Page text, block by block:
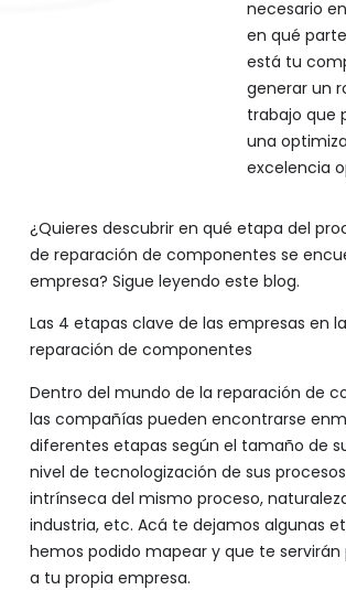
necesario
en qué
está tu
generar un
trabajo que
una
excelencia
¿Quieres descubrir en qué etapa del
de reparación de componentes se
empresa? Sigue leyendo este blog.
Las 4 etapas clave de las empresas en
reparación de componentes
Dentro del mundo de la reparación de
las compañías pueden encontrarse
diferentes etapas según el tamaño de
nivel de tecnologización de sus
intrínseca del mismo proceso,
industria, etc. Acá te dejamos algunas
hemos podido mapear y que te
a tu propia empresa.